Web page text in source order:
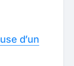
d’un